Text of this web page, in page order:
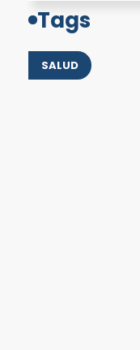
Tags
SALUD